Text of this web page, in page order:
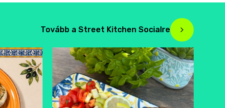
Tovább a Street Kitchen Socialre